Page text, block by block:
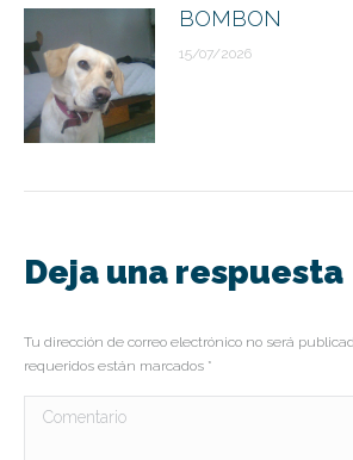
BOMBON
15/07/2026
Deja una respuesta
Tu dirección de correo electrónico no será
requeridos están marcados *
Comentario